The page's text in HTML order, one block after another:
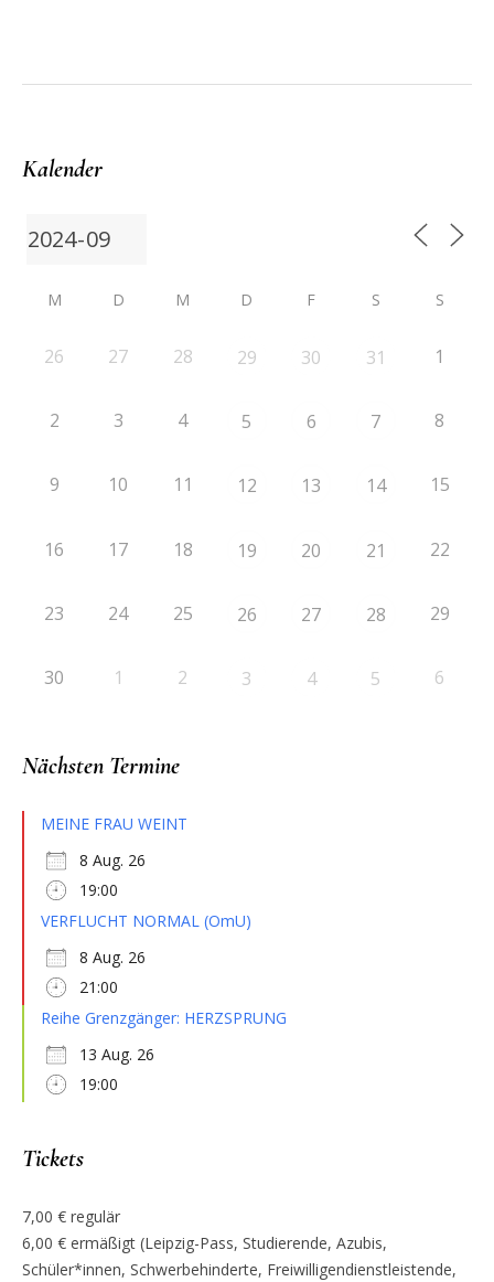
Kalender
M D M D F S S
26 27 28 29 30 31 1
2 3 4 5 6 7 8
9 10 11 12 13 14 15
16 17 18 19 20 21 22
23 24 25 26 27 28 29
30 1 2 3 4 5 6
Nächsten Termine
MEINE FRAU WEINT
8 Aug. 26
19:00
VERFLUCHT NORMAL (OmU)
8 Aug. 26
21:00
Reihe Grenzgänger: HERZSPRUNG
13 Aug. 26
19:00
Tickets
7,00 € regulär
6,00 € ermäßigt (Leipzig-Pass, Studierende, Azubis,
Schüler*innen, Schwerbehinderte, Freiwilligendienstleistende,